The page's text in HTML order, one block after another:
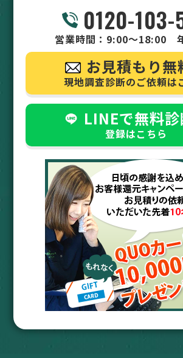
0120-103-
営業時間：9:00～18:00
お見積もり無
現地調査診断のご依頼は
LINEで無料診
登録はこちら